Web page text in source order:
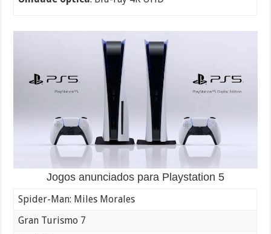
Jogos anunciados para Playstation 5
Spider-Man: Miles Morales
Gran Turismo 7